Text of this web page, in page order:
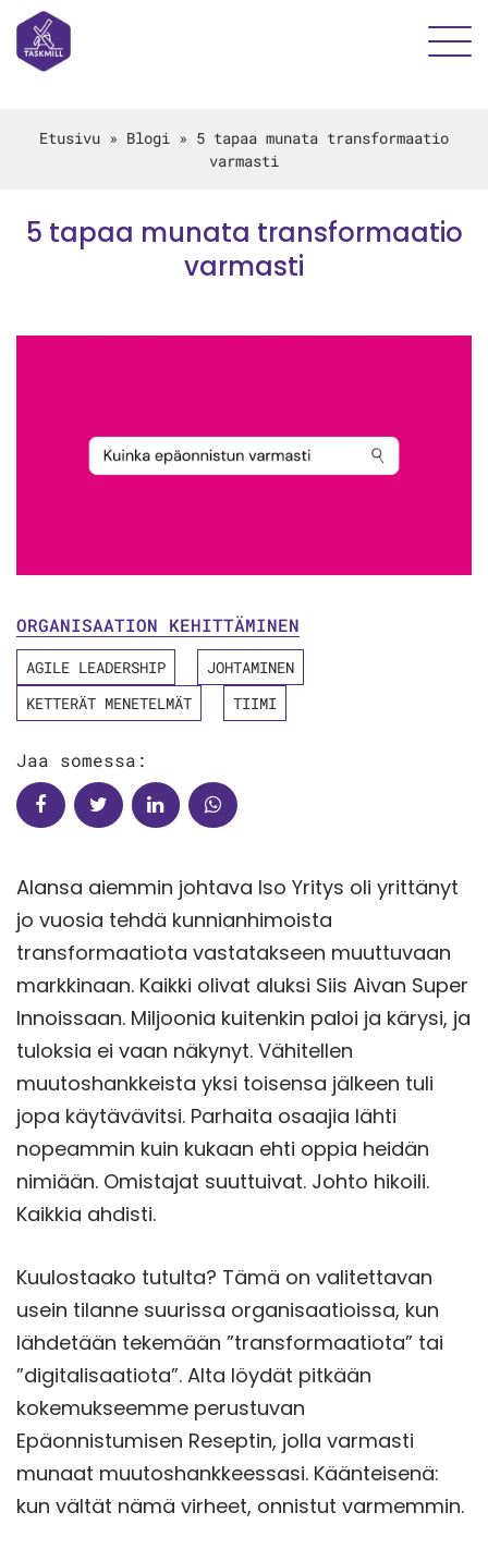
Etusivu » Blogi » 5 tapaa munata transformaatio
varmasti
5 tapaa munata transformaatio
varmasti
ORGANISAATION KEHITTÄMINEN
AGILE LEADERSHIP
JOHTAMINEN
KETTERÄT MENETELMÄT
TIIMI
Jaa somessa:
Alansa aiemmin johtava Iso Yritys oli yrittänyt
jo vuosia tehdä kunnianhimoista
transformaatiota vastatakseen muuttuvaan
markkinaan. Kaikki olivat aluksi Siis Aivan Super
Innoissaan. Miljoonia kuitenkin paloi ja kärysi, ja
tuloksia ei vaan näkynyt. Vähitellen
muutoshankkeista yksi toisensa jälkeen tuli
jopa käytävävitsi. Parhaita osaajia lähti
nopeammin kuin kukaan ehti oppia heidän
nimiään. Omistajat suuttuivat. Johto hikoili.
Kaikkia ahdisti.
Kuulostaako tutulta? Tämä on valitettavan
usein tilanne suurissa organisaatioissa, kun
lähdetään tekemään ”transformaatiota” tai
”digitalisaatiota”. Alta löydät pitkään
kokemukseemme perustuvan
Epäonnistumisen Reseptin, jolla varmasti
munaat muutoshankkeessasi. Käänteisenä:
kun vältät nämä virheet, onnistut varmemmin.